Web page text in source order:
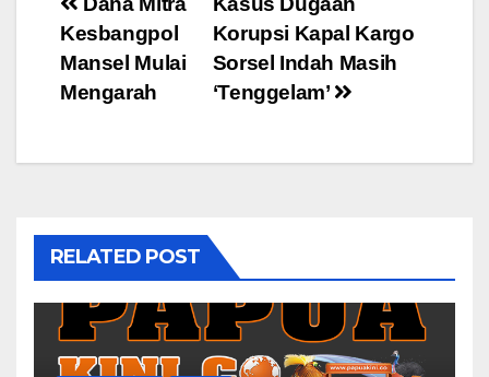
Post
navigation
Korupsi Kapal Kargo
Sorsel Indah Masih
‘Tenggelam’
Kesbangpol
Mansel Mulai
Mengarah
RELATED POST